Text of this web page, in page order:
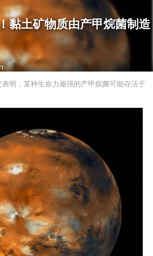
黏土矿物质由产甲烷菌制造
明，某种生命力顽强的产甲烷菌可能存活于